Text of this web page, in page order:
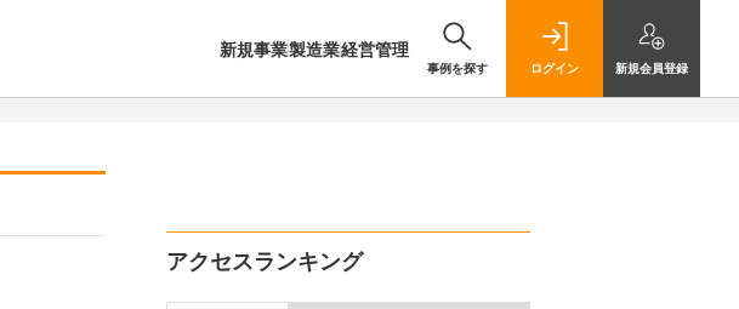
新規事業製造業経営管理
事例を探す ログイン 新規会員登録
アクセスランキング